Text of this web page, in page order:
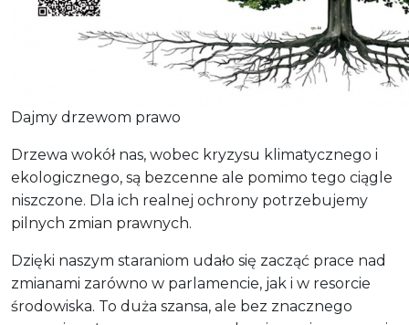
Dajmy drzewom prawo
Drzewa wokół nas, wobec kryzysu klimatycznego i
ekologicznego, są bezcenne ale pomimo tego ciągle
niszczone. Dla ich realnej ochrony potrzebujemy
pilnych zmian prawnych.
Dzięki naszym staraniom udało się zacząć prace nad
zmianami zarówno w parlamencie, jak i w resorcie
środowiska. To duża szansa, ale bez znacznego